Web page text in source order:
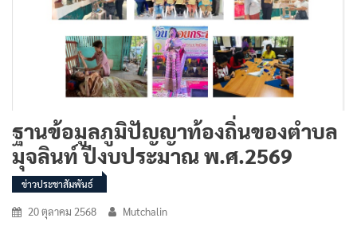
ฐานข้อมูลภูมิปัญญาท้องถิ่นของตำบล
มุจลินท์ ปีงบประมาณ พ.ศ.2569
ข่าวประชาสัมพันธ์
20 ตุลาคม 2568 Mutchalin